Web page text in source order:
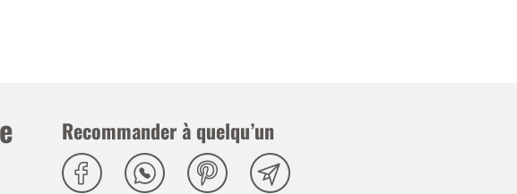
Recommander à quelqu’un